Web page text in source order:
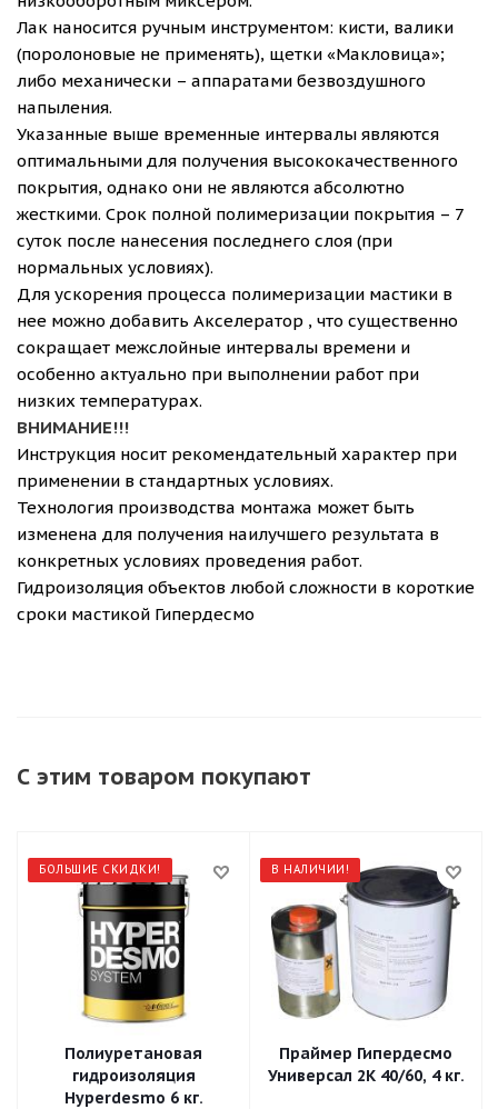
Лак наносится ручным инструментом: кисти, валики
(поролоновые не применять), щетки «Макловица»;
либо механически – аппаратами безвоздушного
напыления.
Указанные выше временные интервалы являются
оптимальными для получения высококачественного
покрытия, однако они не являются абсолютно
жесткими. Срок полной полимеризации покрытия – 7
суток после нанесения последнего слоя (при
нормальных условиях).
Для ускорения процесса полимеризации мастики в
нее можно добавить Акселератор , что существенно
сокращает межслойные интервалы времени и
особенно актуально при выполнении работ при
низких температурах.
ВНИМАНИЕ!!!
Инструкция носит рекомендательный характер при
применении в стандартных условиях.
Технология производства монтажа может быть
изменена для получения наилучшего результата в
конкретных условиях проведения работ.
Гидроизоляция объектов любой сложности в короткие
сроки мастикой Гипердесмо
С этим товаром покупают
БОЛЬШИЕ СКИДКИ!
Полиуретановая
гидроизоляция
Hyperdesmo 6 кг.
В НАЛИЧИИ!
Праймер Гипердесмо
Универсал 2К 40/60, 4 кг.